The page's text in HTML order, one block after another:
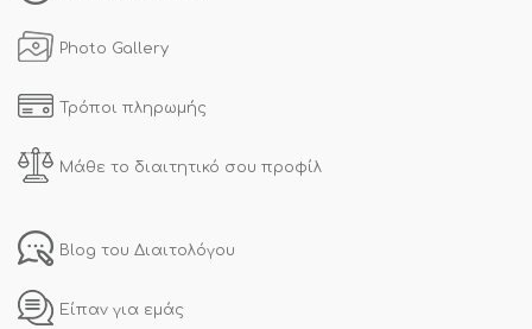
Photo Gallery
Τρόποι πληρωμής
Μάθε το διαιτητικό σου προφίλ
Blog του Διαιτολόγου
Είπαν για εμάς